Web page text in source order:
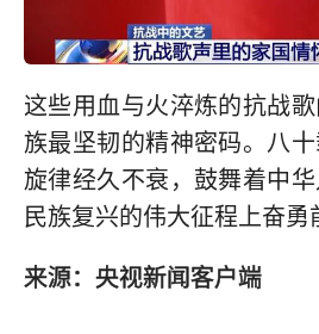
这些用血与火淬炼的抗战
族最坚韧的精神密码。八
旋律经久不衰，鼓舞着中华
民族复兴的伟大征程上奋勇
来源：央视新闻客户端